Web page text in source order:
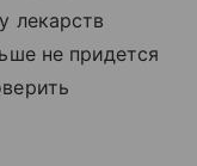
лекарств
не придется